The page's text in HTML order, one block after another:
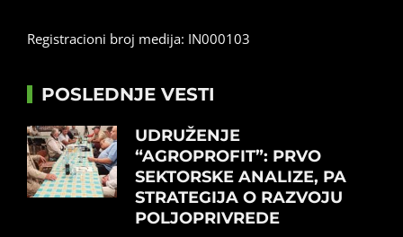
Registracioni broj medija: IN000103
POSLEDNJE VESTI
UDRUŽENJE
“AGROPROFIT”: PRVO
SEKTORSKE ANALIZE, PA
STRATEGIJA O RAZVOJU
POLJOPRIVREDE